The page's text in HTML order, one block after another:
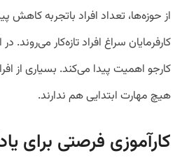
از حوزه‌ها، تعداد افراد باتجربه کاهش
کارفرمایان سراغ افراد تازه‌کار می‌روند.
کارجو اهمیت پیدا می‌کند. بسیاری از
هیچ مهارت ابتدایی هم ندارند.
کارآموزی فرصتی برای